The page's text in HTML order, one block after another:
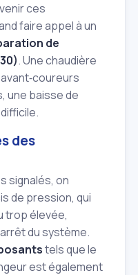
ces
faire appel à un
de
. Une chaudière
une baisse de
des
signalés, on
de pression, qui
trop élevée,
du système.
tels que le
est également